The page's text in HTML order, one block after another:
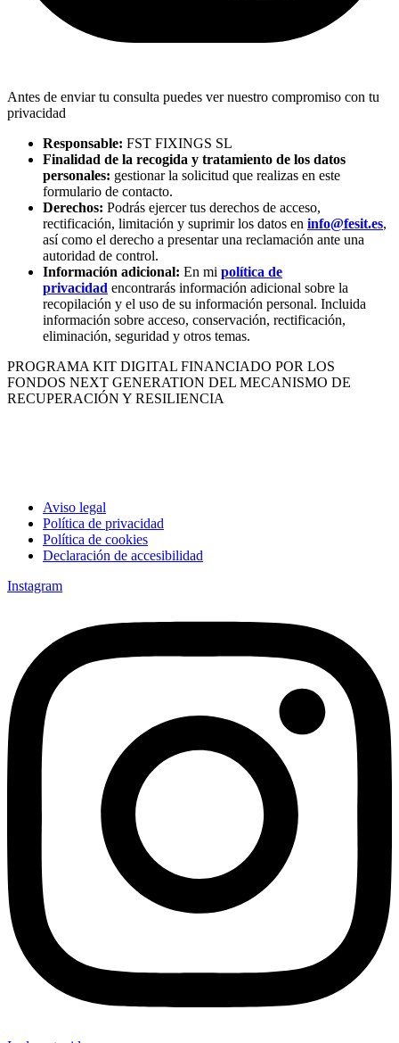
Antes de enviar tu consulta puedes ver nuestro compromiso con tu
privacidad
Responsable: FST FIXINGS SL
Finalidad de la recogida y tratamiento de los datos
personales: gestionar la solicitud que realizas en este
formulario de contacto.
Derechos: Podrás ejercer tus derechos de acceso,
rectificación, limitación y suprimir los datos en info@fesit.es,
así como el derecho a presentar una reclamación ante una
autoridad de control.
Información adicional: En mi política de
privacidad encontrarás información adicional sobre la
recopilación y el uso de su información personal. Incluida
información sobre acceso, conservación, rectificación,
eliminación, seguridad y otros temas.
PROGRAMA KIT DIGITAL FINANCIADO POR LOS
FONDOS NEXT GENERATION DEL MECANISMO DE
RECUPERACIÓN Y RESILIENCIA
Aviso legal
Política de privacidad
Política de cookies
Declaración de accesibilidad
Instagram